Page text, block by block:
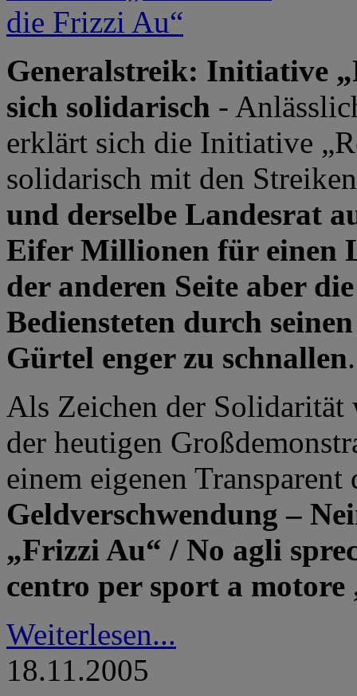
Generalstreik: Initiative
sich solidarisch -
erklärt sich die Initiative
solidarisch mit den
und derselbe Landesrat
Eifer Millionen für einen
der anderen Seite aber
Bediensteten durch
Gürtel enger zu schnallen.
Als Zeichen der
der heutigen
einem eigenen Transparent
Geldverschwendung –
„Frizzi Au“ / No agli
centro per sport a
Weiterlesen...
18.11.2005